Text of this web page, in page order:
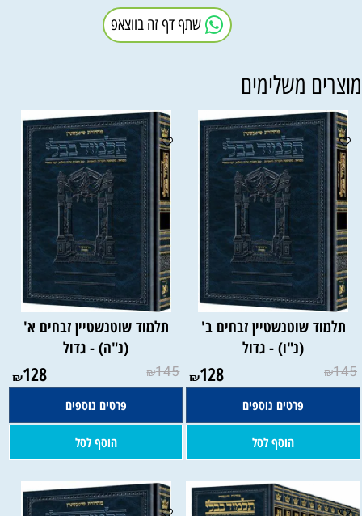
שתף דף זה בווצאפ
משלימים
תלמוד שוטנשטיין זבחים ב'
(נ"ו) - גדול
₪145
₪128
פרטים נוספים
הוסף לסל
תלמוד שוטנשטיין זבחים א'
(נ"ה) - גדול
₪145
₪128
פרטים נוספים
הוסף לסל